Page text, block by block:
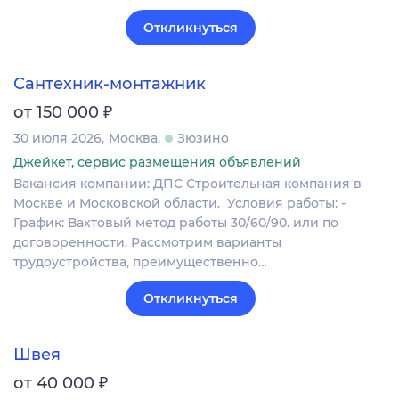
Откликнуться
Сантехник-монтажник
от 150 000 ₽
30 июля 2026 Москва
Зюзино
Джейкет, сервис размещения объявлений
Вакансия компании: ДПС Строительная компания в
Москве и Московской области. Условия работы: -
График: Вахтовый метод работы 30/60/90. или по
договоренности. Рассмотрим варианты
трудоустройства, преимущественно…
Откликнуться
Швея
от 40 000 ₽